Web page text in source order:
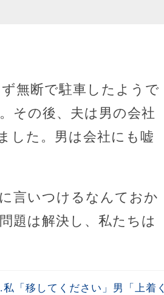
無断で駐車したようで
その後、夫は男の会社
した。男は会社にも嘘
言いつけるなんておか
題は解決し、私たちは
「移してください」男「上着く